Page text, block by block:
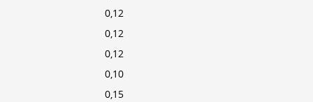
0,12
0,12
0,12
0,10
0,15